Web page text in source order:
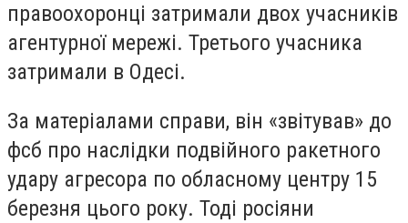
правоохоронці затримали двох учасників
агентурної мережі. Третього учасника
затримали в Одесі.
За матеріалами справи, він «звітував» до
фсб про наслідки подвійного ракетного
удару агресора по обласному центру 15
березня цього року. Тоді росіяни